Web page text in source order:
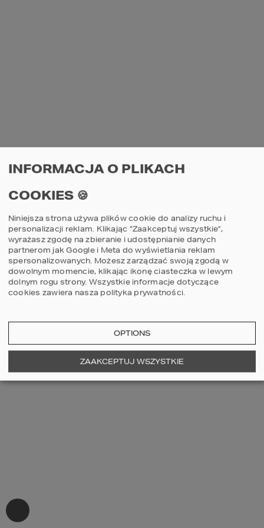
INFORMACJA O PLIKACH
COOKIES 🍪
Niniejsza strona używa plików cookie do analizy ruchu i
personalizacji reklam. Klikając “Zaakceptuj wszystkie”,
wyrażasz zgodę na zbieranie i udostępnianie danych
partnerom jak Google i Meta do wyświetlania reklam
spersonalizowanych. Możesz zarządzać swoją zgodą w
dowolnym momencie, klikając ikonę ciasteczka w lewym
dolnym rogu strony. Wszystkie informacje dotyczące
cookies zawiera nasza polityka prywatności.
OPTIONS
ZAAKCEPTUJ WSZYSTKIE